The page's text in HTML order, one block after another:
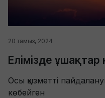
20 тамыз, 2024
Елімізде ұшақтар
Осы қызметті
көбейген